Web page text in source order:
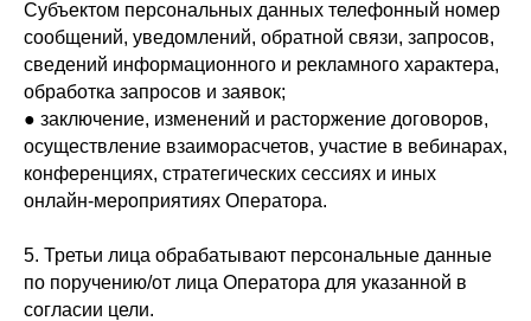
Субъектом персональных данных телефонный номер
сообщений, уведомлений, обратной связи, запросов,
сведений информационного и рекламного характера,
обработка запросов и заявок;
● заключение, изменений и расторжение договоров,
осуществление взаиморасчетов, участие в вебинарах,
конференциях, стратегических сессиях и иных
онлайн-мероприятиях Оператора.
5. Третьи лица обрабатывают персональные данные
по поручению/от лица Оператора для указанной в
согласии цели.